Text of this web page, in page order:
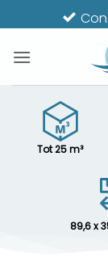
au
contenu
Tot 25 m³
89,6 x